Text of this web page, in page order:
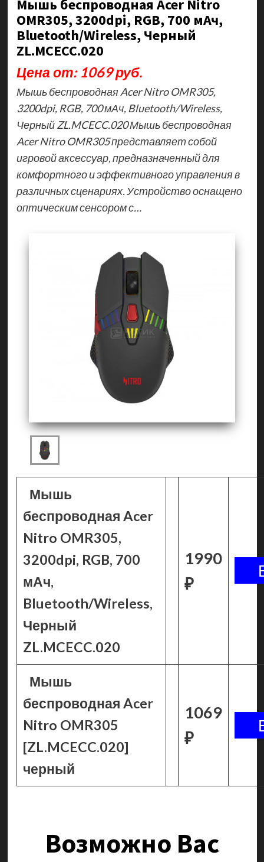
Мышь беспроводная Acer Nitro
OMR305, 3200dpi, RGB, 700 мАч,
Bluetooth/Wireless, Черный
ZL.MCECC.020
Цена от: 1069 руб.
Мышь беспроводная Acer Nitro OMR305,
3200dpi, RGB, 700 мАч, Bluetooth/Wireless,
Черный ZL.MCECC.020 Мышь беспроводная
Acer Nitro OMR305 представляет собой
игровой аксессуар, предназначенный для
комфортного и эффективного управления в
различных сценариях. Устройство оснащено
оптическим сенсором с…
Мышь
беспроводная Acer
Nitro OMR305,
3200dpi, RGB, 700
мАч,
Bluetooth/Wireless,
Черный
ZL.MCECC.020
1990
₽
Мышь
беспроводная Acer
Nitro OMR305
[ZL.MCECC.020]
черный
1069
₽
Возможно Вас